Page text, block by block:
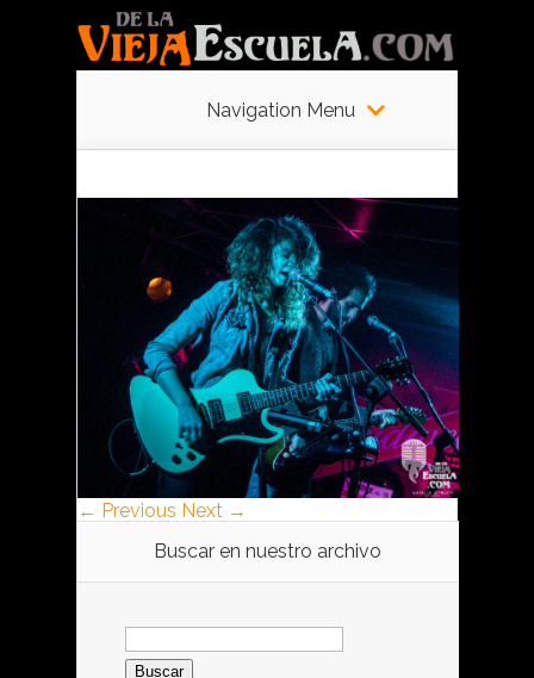
Navigation Menu
← Previous Next →
Buscar en nuestro archivo
Buscar: